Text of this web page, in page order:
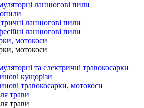
ланцюгові пили
ланцюгові пили
ланцюгові пили
мотокоси
мотокоси
та електричні травокосарки
кущорізи
травокосарки, мотокоси
трави
трави